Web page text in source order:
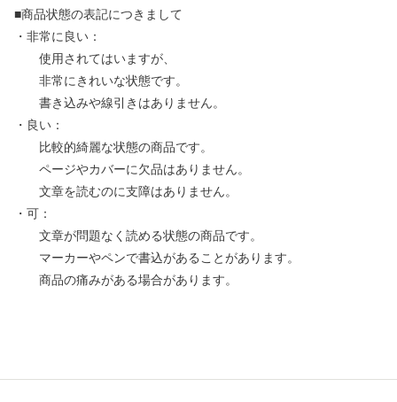
■商品状態の表記につきまして
・非常に良い：
使用されてはいますが、
非常にきれいな状態です。
書き込みや線引きはありません。
・良い：
比較的綺麗な状態の商品です。
ページやカバーに欠品はありません。
文章を読むのに支障はありません。
・可：
文章が問題なく読める状態の商品です。
マーカーやペンで書込があることがあります。
商品の痛みがある場合があります。